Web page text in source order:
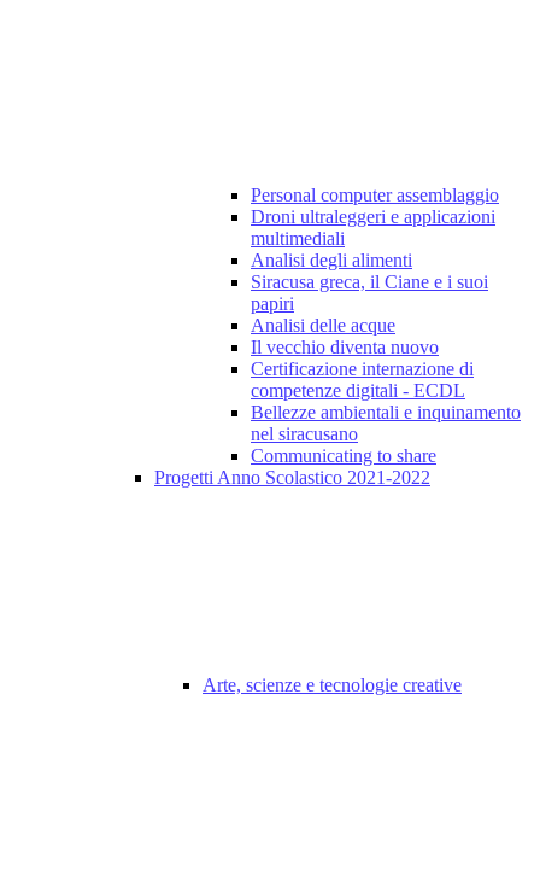
Personal computer assemblaggio
Droni ultraleggeri e applicazioni
multimediali
Analisi degli alimenti
Siracusa greca, il Ciane e i suoi
papiri
Analisi delle acque
Il vecchio diventa nuovo
Certificazione internazione di
competenze digitali - ECDL
Bellezze ambientali e inquinamento
nel siracusano
Communicating to share
Progetti Anno Scolastico 2021-2022
Arte, scienze e tecnologie creative